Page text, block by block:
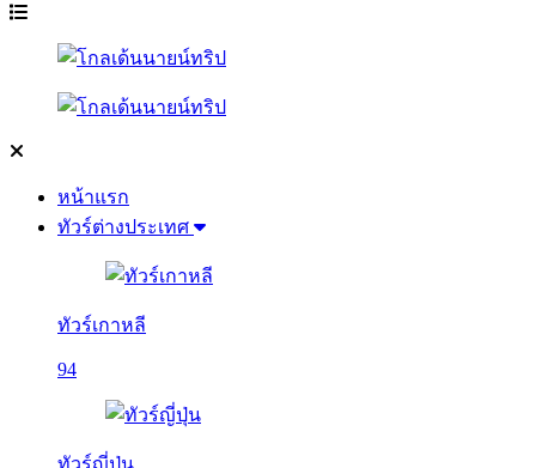
หน้าแรก
ทัวร์ต่างประเทศ
ทัวร์เกาหลี
94
ทัวร์ญี่ปุ่น